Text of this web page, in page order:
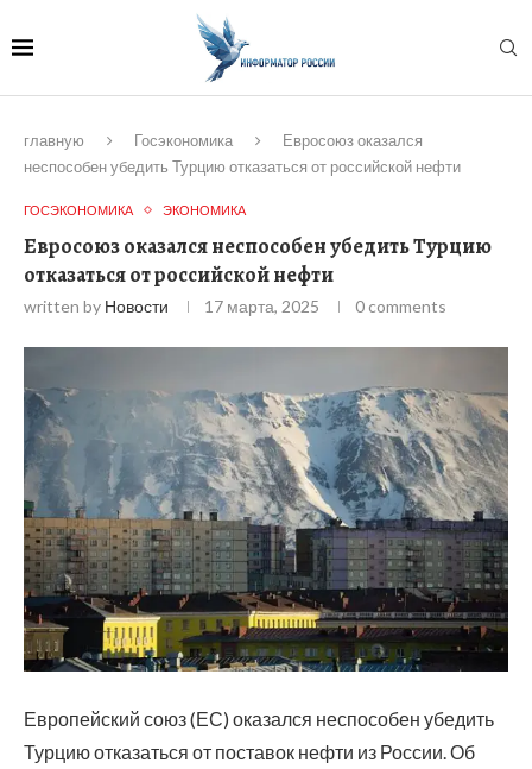
главную Госэкономика
Евросоюз оказался
неспособен убедить Турцию отказаться от российской нефти
ГОСЭКОНОМИКА ЭКОНОМИКА
Евросоюз оказался неспособен убедить Турцию
отказаться от российской нефти
written by Новости 17 марта, 2025 0 comments
Европейский союз (ЕС) оказался неспособен убедить
Турцию отказаться от поставок нефти из России. Об